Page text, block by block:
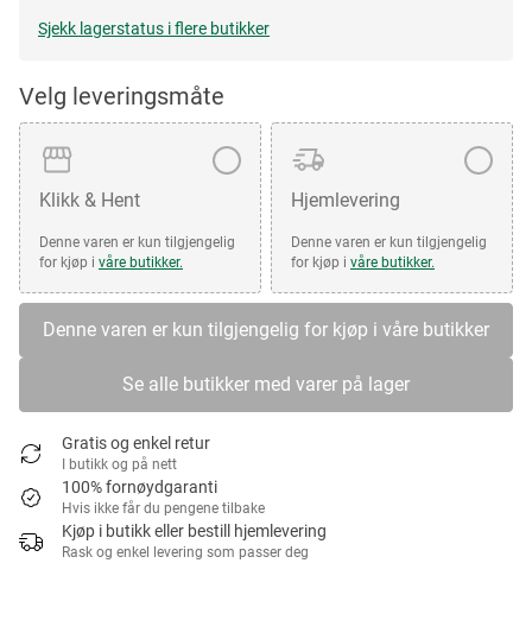
Sjekk lagerstatus i flere butikker
Velg leveringsmåte
Klikk & Hent
Denne varen er kun tilgjengelig
for kjøp i våre butikker.
Hjemlevering
Denne varen er kun tilgjengelig
for kjøp i våre butikker.
Denne varen er kun tilgjengelig for kjøp i våre butikker
Se alle butikker med varer på lager
Gratis og enkel retur
I butikk og på nett
100% fornøydgaranti
Hvis ikke får du pengene tilbake
Kjøp i butikk eller bestill hjemlevering
Rask og enkel levering som passer deg